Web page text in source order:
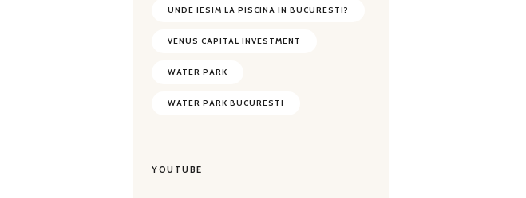
UNDE IESIM LA PISCINA IN BUCURESTI?
VENUS CAPITAL INVESTMENT
WATER PARK
WATER PARK BUCURESTI
YOUTUBE